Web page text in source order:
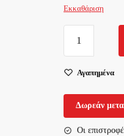
Εκκαθάριση
Πηχεοκαρπικός
Fabric
03-
Αγαπημένα
Δωρεάν
Οι